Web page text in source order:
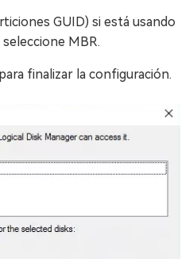
GUID) si está usando
MBR.
finalizar la configuración.